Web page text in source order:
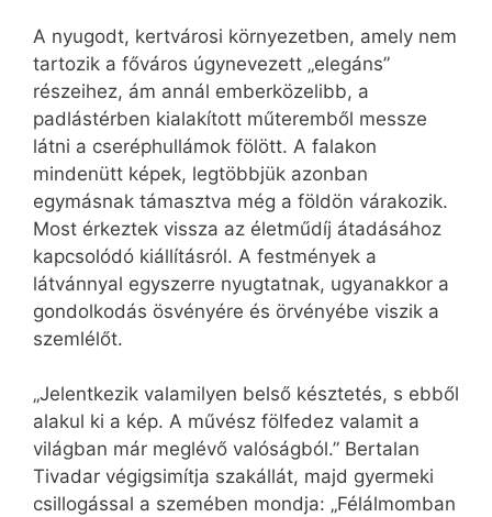
A nyugodt, kertvárosi környezetben, amely nem
tartozik a főváros úgynevezett „elegáns”
részeihez, ám annál emberközelibb, a
padlástérben kialakított műteremből messze
látni a cseréphullámok fölött. A falakon
mindenütt képek, legtöbbjük azonban
egymásnak támasztva még a földön várakozik.
Most érkeztek vissza az életműdíj átadásához
kapcsolódó kiállításról. A festmények a
látvánnyal egyszerre nyugtatnak, ugyanakkor a
gondolkodás ösvényére és örvényébe viszik a
szemlélőt.
„Jelentkezik valamilyen belső késztetés, s ebből
alakul ki a kép. A művész fölfedez valamit a
világban már meglévő valóságból.” Bertalan
Tivadar végigsimítja szakállát, majd gyermeki
csillogással a szemében mondja: „Félálmomban